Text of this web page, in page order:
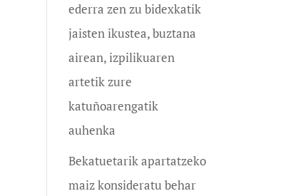
ederra zen zu bidexkatik
jaisten ikustea, buztana
airean, izpilikuaren
artetik zure
katuñoarengatik
auhenka
Bekatuetarik apartatzeko
maiz konsideratu behar